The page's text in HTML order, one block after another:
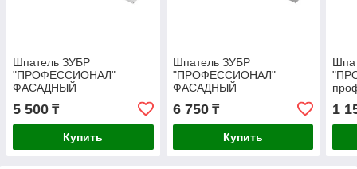
Шпатель ЗУБР
"ПРОФЕССИОНАЛ"
ФАСАДНЫЙ
нержавеющий, 2к ручка.
470мм (10049-47_z03)
5 500 ₸
Купить
Шпатель ЗУБР
"ПРОФЕССИОНАЛ"
ФАСАДНЫЙ
нержавеющий, 2к ручка,
600мм (10049-60_z03)
6 750₸
Купить
1